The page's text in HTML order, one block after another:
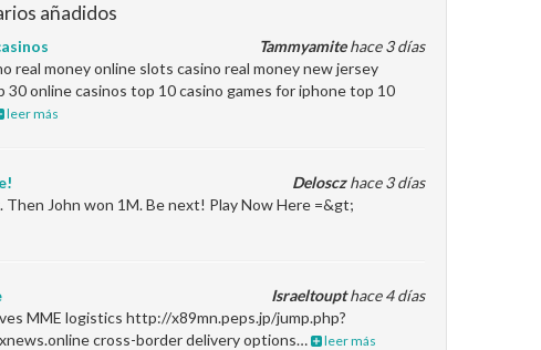
añadidos
Tammyamitehace 3 días
real money online slots casino real money new jersey
30 online casinos top 10 casino games for iphone top 10
leer más
Delosczhace 3 días
Then John won 1M. Be next! Play Now Here =&gt;
Israeltoupthace 4 días
MME logistics http://x89mn.peps.jp/jump.php?
cross-border delivery options…
leer más